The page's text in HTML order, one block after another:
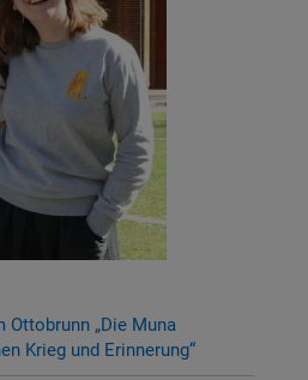
Ottobrunn „Die Muna
Krieg und Erinnerung“